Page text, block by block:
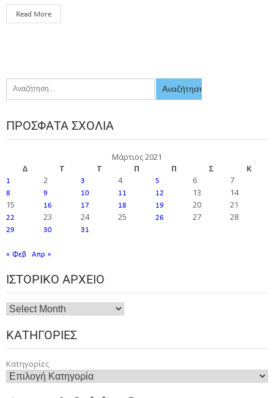
Read More
ΠΡΌΣΦΑΤΑ ΣΧΌΛΙΑ
Μάρτιος 2021
Δ
Τ Τ Π Π Σ Κ
1 2 3 4 5 6 7
8 9 10 11 12 13
14
15
16 17 18 19 20 21
22 23 24 25 26 27 28
29 30 31
« Φεβ Απρ »
ΙΣΤΟΡΙΚΌ ΑΡΧΕΊΟ
ΚΑΤΗΓΟΡΊΕΣ
Κατηγορίες